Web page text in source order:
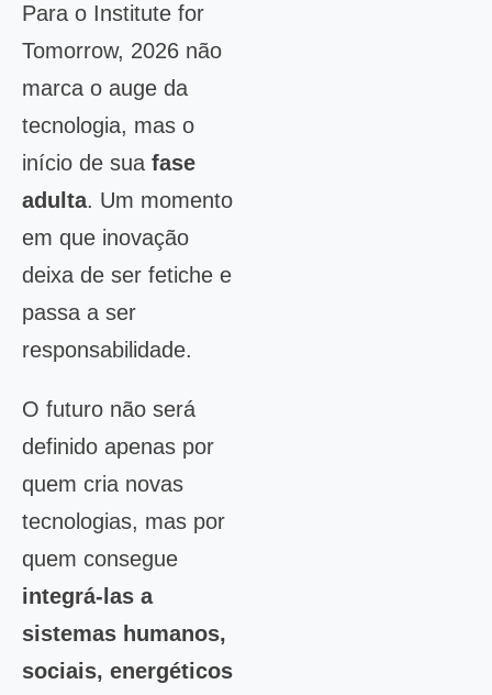
Para o Institute for
Tomorrow, 2026 não
marca o auge da
tecnologia, mas o
início de sua fase
adulta. Um momento
em que inovação
deixa de ser fetiche e
passa a ser
responsabilidade.
O futuro não será
definido apenas por
quem cria novas
tecnologias, mas por
quem consegue
integrá-las a
sistemas humanos,
sociais, energéticos